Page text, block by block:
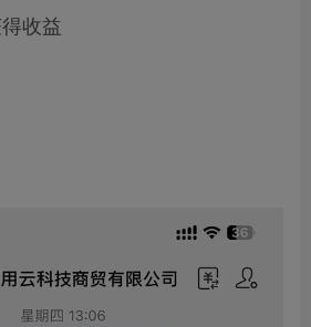
收益